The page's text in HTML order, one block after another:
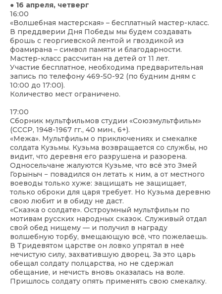
● 16 апреля, четверг
16:00
«Волшебная мастерская» – бесплатный мастер-класс.
В преддверии Дня Победы мы будем создавать
брошь с георгиевской лентой и гвоздикой из
фоамирана – символ памяти и благодарности.
Мастер-класс рассчитан на детей от 11 лет.
Участие бесплатное, необходима предварительная
запись по телефону 469-50-92 (по будним дням с
10:00 до 17:00).
Количество мест ограничено.
17:00
Сборник мультфильмов студии «Союзмультфильм»
(СССР, 1948-1967 гг., 40 мин., 6+).
«Межа». Мультфильм о приключениях и смекалке
солдата Кузьмы. Кузьма возвращается со службы, но
видит, что деревня его разрушена и разорена.
Односельчане жалуются Кузьме, что всё это Змей
Горыныч − повадился он летать к ним, а от местного
воеводы только хуже: защищать не защищает,
только оброки для царя требует. Но Кузьма деревню
свою любит и в обиду не даст.
«Сказка о солдате». Остроумный мультфильм по
мотивам русских народных сказок. Служивый отдал
свой обед нищему — и получил в награду
волшебную торбу, вмещающую всё, что пожелаешь.
В Тридевятом царстве он ловко упрятал в неё
нечистую силу, захватившую дворец. За это царь
обещал солдату полцарства, но не сдержал
обещание, и нечисть вновь оказалась на воле.
Пришлось солдату опять применять свою смекалку.